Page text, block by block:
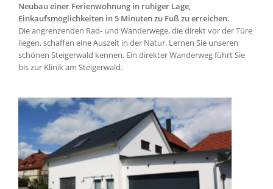
Neubau einer Ferienwohnung in ruhiger Lage,
Einkaufsmöglichkeiten in 5 Minuten zu Fuß zu erreichen.
Die angrenzenden Rad- und Wanderwege, die direkt vor der Türe
liegen, schaffen eine Auszeit in der Natur. Lernen Sie unseren
schönen Steigerwald kennen. Ein direkter Wanderweg führt Sie
bis zur Klinik am Steigerwald.